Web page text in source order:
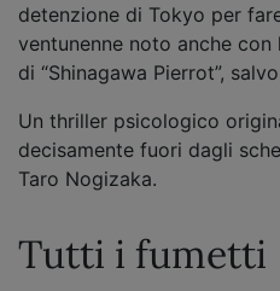
detenzione di Tokyo per
ventunenne noto anche con
di “Shinagawa Pierrot”,
Un thriller psicologico
decisamente fuori dagli
Taro Nogizaka.
Tutti i fumetti